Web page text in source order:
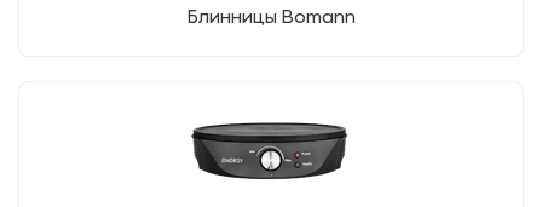
Блинницы Bomann